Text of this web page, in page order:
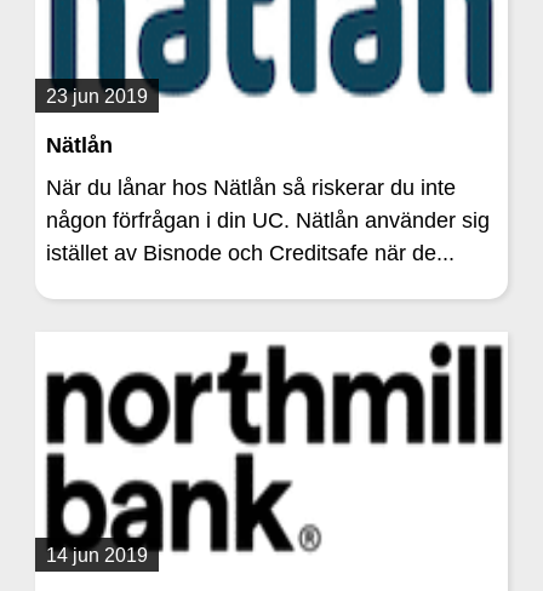
23 jun 2019
Nätlån
När du lånar hos Nätlån så riskerar du inte
någon förfrågan i din UC. Nätlån använder sig
istället av Bisnode och Creditsafe när de...
14 jun 2019